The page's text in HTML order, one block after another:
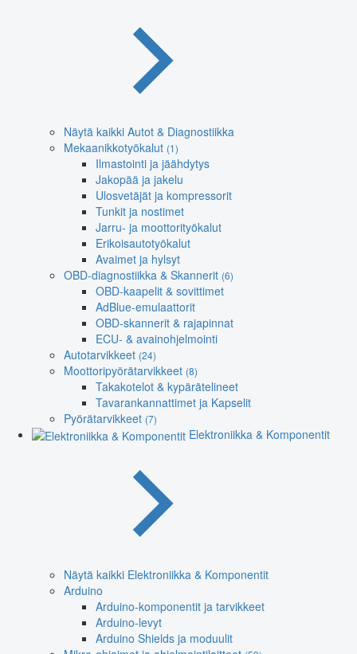
Näytä kaikki Autot & Diagnostiikka
Mekaanikkotyökalut (1)
Ilmastointi ja jäähdytys
Jakopää ja jakelu
Ulosvetäjät ja kompressorit
Tunkit ja nostimet
Jarru- ja moottorityökalut
Erikoisautotyökalut
Avaimet ja hylsyt
OBD-diagnostiikka & Skannerit (6)
OBD-kaapelit & sovittimet
AdBlue-emulaattorit
OBD-skannerit & rajapinnat
ECU- & avainohjelmointi
Autotarvikkeet (24)
Moottoripyörätarvikkeet (8)
Takakotelot & kypärätelineet
Tavarankannattimet ja Kapselit
Pyörätarvikkeet (7)
Elektroniikka & Komponentit
Näytä kaikki Elektroniikka & Komponentit
Arduino
Arduino-komponentit ja tarvikkeet
Arduino-levyt
Arduino Shields ja moduulit